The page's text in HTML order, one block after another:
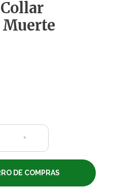
Muerte
+